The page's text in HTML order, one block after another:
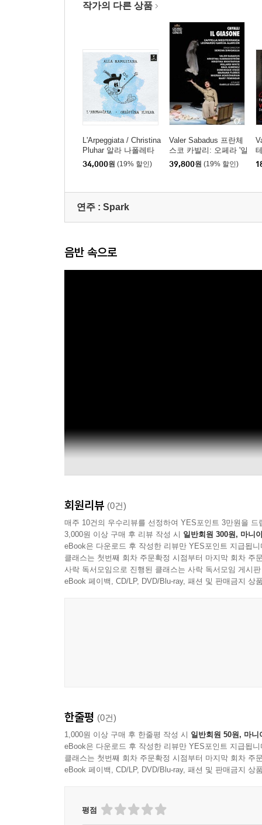
작가의 다른 상품
L'Arpeggiata / Christina
Pluhar 알라 나폴레타
나 (Alla Napoletana)
34,000원 (19% 할인)
Valer Sabadus 프란체
스코 카발리: 오페라 '일
지아소네' (Francesco
Cavalli: Il Giasone)
39,800원 (19% 할인)
연주 : Spark
음반 속으로
회원리뷰 (0건)
매주 10건의 우수리뷰를 선정하여 YES포인트 3만원을 드
3,000원 이상 구매 후 리뷰 작성 시 일반회원 300원, 마니
eBook은 다운로드 후 작성한 리뷰만 YES포인트 지급됩니
클래스는 첫번째 회차 주문확정 시점부터 마지막 회차 주
사락 독서모임으로 진행된 클래스는 사락 독서모임 게시
eBook 페이백, CD/LP, DVD/Blu-ray, 패션 및 판매금지 상
한줄평 (0건)
1,000원 이상 구매 후 한줄평 작성 시 일반회원 50원, 마니
eBook은 다운로드 후 작성한 리뷰만 YES포인트 지급됩니
클래스는 첫번째 회차 주문확정 시점부터 마지막 회차 주
eBook 페이백, CD/LP, DVD/Blu-ray, 패션 및 판매금지 상
평점